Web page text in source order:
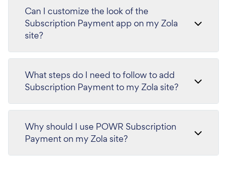
Can I customize the look of the
Subscription Payment app on my Zola
site?
What steps do I need to follow to add
Subscription Payment to my Zola site?
Why should I use POWR Subscription
Payment on my Zola site?